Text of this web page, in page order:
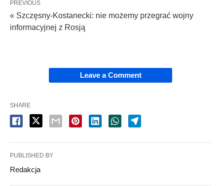
PREVIOUS
« Szczęsny-Kostanecki: nie możemy przegrać wojny
informacyjnej z Rosją
Leave a Comment
SHARE
PUBLISHED BY
Redakcja